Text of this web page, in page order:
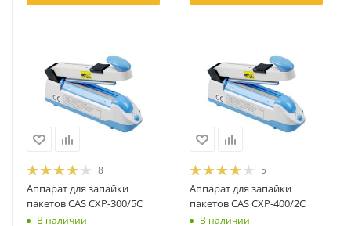
8
Аппарат для запайки
пакетов CAS CXP-300/5C
В наличии
5
Аппарат для запайки
пакетов CAS CXP-400/2C
В наличии